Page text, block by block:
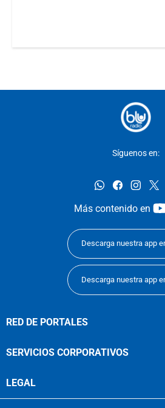
Síguenos en:
whatsappfacebook
Más contenido en
Descarga nuestra app
Descarga nuestra app
RED DE PORTALES
SERVICIOS CORPORATIVOS
LEGAL